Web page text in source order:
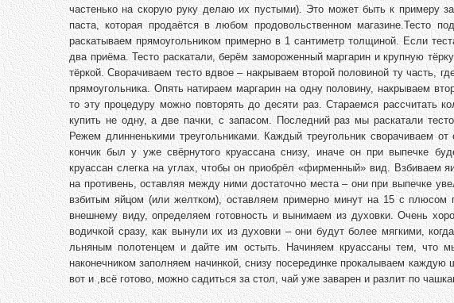
частенько на скорую руку делаю их пустыми). Это может быть к примеру
паста, которая продаётся в любом продовольственном магазине.Тесто
раскатываем прямоугольником примерно в 1 сантиметр толщиной. Если
два приёма. Тесто раскатали, берём замороженный маргарин и крупную
тёркой. Сворачиваем тесто вдвое – накрываем второй половиной ту часть,
прямоугольника. Опять натираем маргарин на одну половину, накрываем
то эту процедуру можно повторять до десяти раз. Стараемся рассчитать
купить не одну, а две пачки, с запасом. Последний раз мы раскатали
Режем длинненькими треугольниками. Каждый треугольник сворачиваем
кончик был у уже свёрнутого круассана снизу, иначе он при выпечке
круассан слегка на углах, чтобы он приобрёл «фирменный» вид.
на противень, оставляя между ними достаточно места – они при выпечке
взбитым яйцом (или желтком), оставляем примерно минут на 15 с плюсом
внешнему виду, определяем готовность и вынимаем из духовки. Очень
водичкой сразу, как вынули их из духовки – они будут более мягкими,
льняным полотенцем и дайте им остыть. Начиняем круассаны тем, что
наконечником заполняем начинкой, снизу посерединке прокалываем
вот и ,всё готово, можно садиться за стол, чай уже заварен и разлит по